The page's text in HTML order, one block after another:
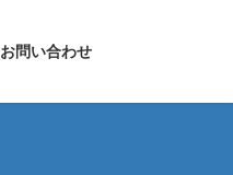
お問い合わせ